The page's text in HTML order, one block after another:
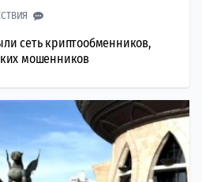
сеть криптообменников,
мошенников